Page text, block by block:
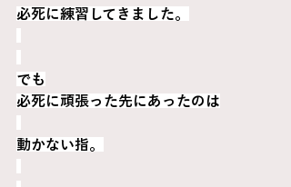
必死に練習してきました。
でも
必死に頑張った先にあったのは
動かない指。